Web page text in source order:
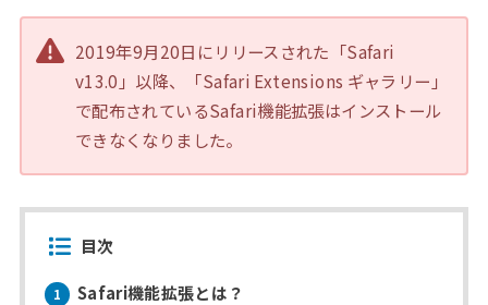
2019年9月20日にリリースされた「Safari
v13.0」以降、「Safari Extensions ギャラリー」
で配布されているSafari機能拡張はインストール
できなくなりました。
目次
1 Safari機能拡張とは？